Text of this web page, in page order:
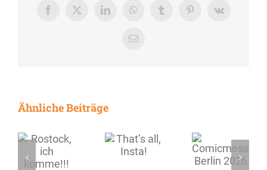
Facebook
X LinkedInWhatsAppTumblrPinterestVk
E-
Ähnliche Beiträge